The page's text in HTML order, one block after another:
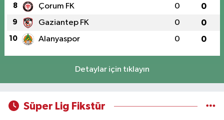
8 Çorum FK 0 0
9 Gaziantep FK 0 0
10 Alanyaspor 0 0
Detaylar için tıklayın
Süper Lig Fikstür